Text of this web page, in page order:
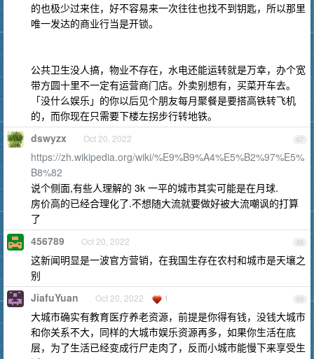
的也极少过来住，好不容易来一次往往也找不到钥匙，所以那里
唯一发达的商业行当是开锁。
公共卫生没人搞，物业不存在，水电还能运转就是万幸，办个宽
带方圆十里不一定有运营商门店。外卖别想有，买菜开车去。
「没什么娱乐」的你以后见个朋友每月聚餐是要搭高铁转飞机
的，而你现在只需要下楼左拐步行转地铁。
67
dswyzx Oct 20, 2022
https://zh.wikipedia.org/wiki/%E9%B9%A4%E5%B2%97%E5%
B8%82
说个侧面,有些人理解的 3k 一平的城市其实可能是在月球.
房价高的已经合理化了.不想随大流就要做好被大流嘲讽的打算
了
68
456789 Oct 20, 2022
这新闻明显是一波官方营销，在我国生存在农村和城市是天壤之
别
69
JiafuYuan Oct 20, 2022 1
大城市确实有教育医疗养老资源，前提是你得有钱，没钱大城市
和你关系不大，同样的大城市娱乐资源再多，如果你生活在底
层，为了生活已经变成行尸走肉了，反而小城市能慢下来享受生